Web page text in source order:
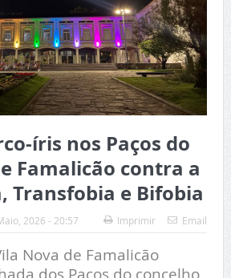
íris nos Paços do
Famalicão contra a
Transfobia e Bifobia
2026 - 20:57 Imprimir Email
Nova de Famalicão
dos Paços do concelho